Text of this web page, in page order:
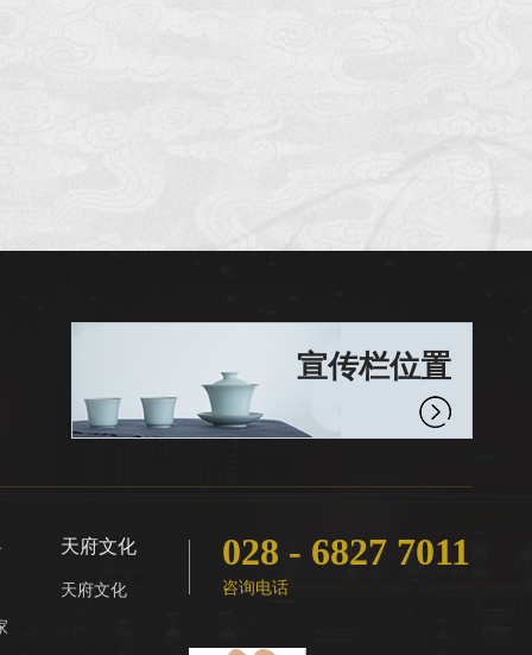
宣传栏位置
天府文化
天府文化
028 - 6827 7011
咨询电话